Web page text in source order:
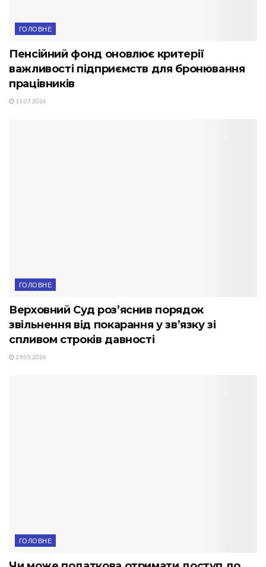
ГОЛОВНЕ
Пенсійний фонд оновлює критерії
важливості підприємств для бронювання
працівників
11.07.2026
ГОЛОВНЕ
Верховний Суд роз’яснив порядок
звільнення від покарання у зв’язку зі
спливом строків давності
29.05.2026
ГОЛОВНЕ